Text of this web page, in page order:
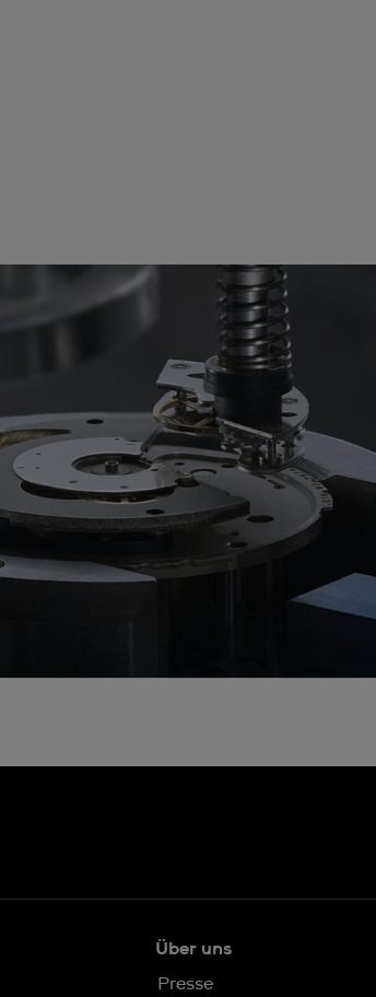
Über uns
Presse